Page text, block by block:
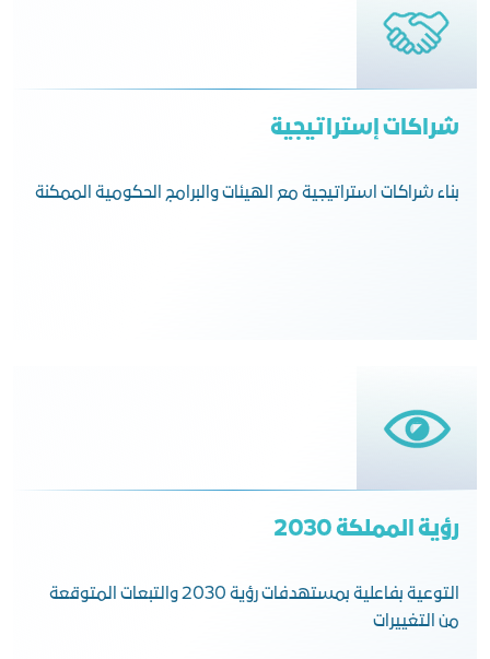
شراكات إستراتيجية
بناء شراكات استراتيجية مع الهيئات والبرامج الحكومية الممكنة
رؤية المملكة 2030
التوعية بفاعلية بمستهدفات رؤية 2030 والتبعات المتوقعة
من التغييرات